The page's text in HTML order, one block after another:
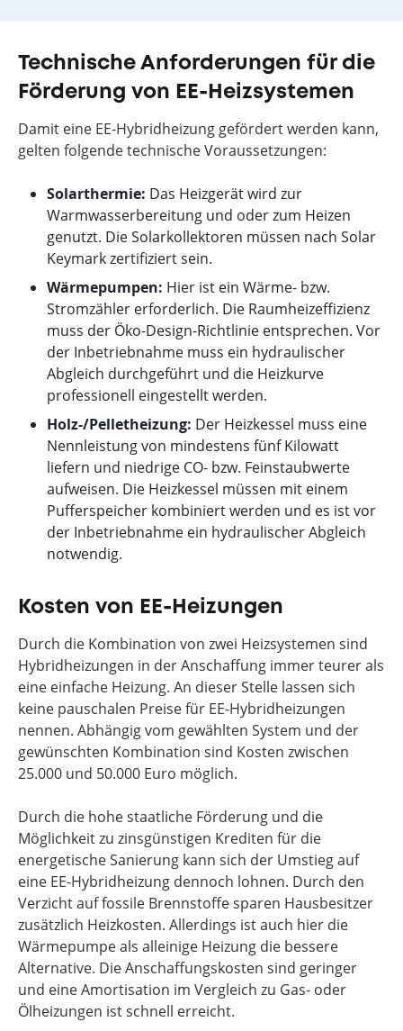
Technische Anforderungen für die
Förderung von EE-Heizsystemen
Damit eine EE-Hybridheizung gefördert werden kann,
gelten folgende technische Voraussetzungen:
Solarthermie: Das Heizgerät wird zur
Warmwasserbereitung und oder zum Heizen
genutzt. Die Solarkollektoren müssen nach Solar
Keymark zertifiziert sein.
Wärmepumpen: Hier ist ein Wärme- bzw.
Stromzähler erforderlich. Die Raumheizeffizienz
muss der Öko-Design-Richtlinie entsprechen. Vor
der Inbetriebnahme muss ein hydraulischer
Abgleich durchgeführt und die Heizkurve
professionell eingestellt werden.
Holz-/Pelletheizung: Der Heizkessel muss eine
Nennleistung von mindestens fünf Kilowatt
liefern und niedrige CO- bzw. Feinstaubwerte
aufweisen. Die Heizkessel müssen mit einem
Pufferspeicher kombiniert werden und es ist vor
der Inbetriebnahme ein hydraulischer Abgleich
notwendig.
Kosten von EE-Heizungen
Durch die Kombination von zwei Heizsystemen sind
Hybridheizungen in der Anschaffung immer teurer als
eine einfache Heizung. An dieser Stelle lassen sich
keine pauschalen Preise für EE-Hybridheizungen
nennen. Abhängig vom gewählten System und der
gewünschten Kombination sind Kosten zwischen
25.000 und 50.000 Euro möglich.
Durch die hohe staatliche Förderung und die
Möglichkeit zu zinsgünstigen Krediten für die
energetische Sanierung kann sich der Umstieg auf
eine EE-Hybridheizung dennoch lohnen. Durch den
Verzicht auf fossile Brennstoffe sparen Hausbesitzer
zusätzlich Heizkosten. Allerdings ist auch hier die
Wärmepumpe als alleinige Heizung die bessere
Alternative. Die Anschaffungskosten sind geringer
und eine Amortisation im Vergleich zu Gas- oder
Ölheizungen ist schnell erreicht.